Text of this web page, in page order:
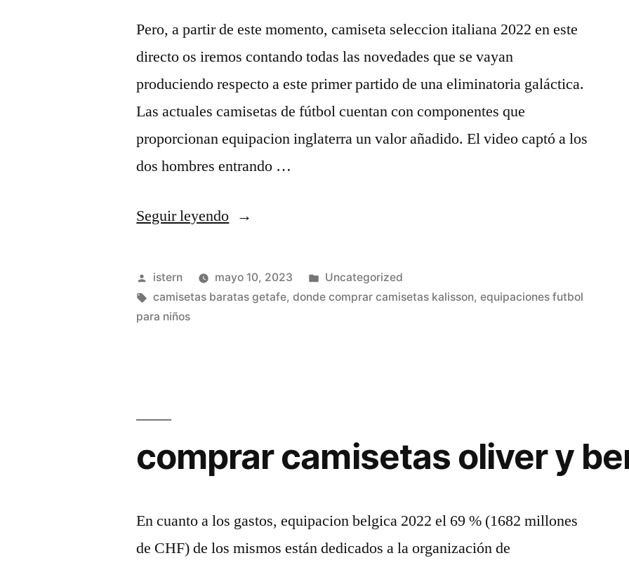
Pero, a partir de este momento, camiseta seleccion italiana 2022 en este
directo os iremos contando todas las novedades que se vayan
produciendo respecto a este primer partido de una eliminatoria galáctica.
Las actuales camisetas de fútbol cuentan con componentes que
proporcionan equipacion inglaterra un valor añadido. El video captó a los
dos hombres entrando …
Seguir leyendo«camisetasdefutbolbaratas
Publicado
por
istern mayo 10, 2023
Publicado
en
Uncategorized
Etiquetas:
camisetas baratas getafe,donde comprar camisetas kalisson,equipaciones futbol
para niños
comprar camisetas oliver y
En cuanto a los gastos, equipacion belgica 2022 el 69 % (1682 millones
de CHF) de los mismos están dedicados a la organización de